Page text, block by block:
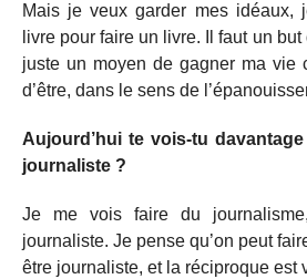
Mais je veux garder mes idéaux,
livre pour faire un livre. Il faut un
juste un moyen de gagner ma vie
d’être, dans le sens de
Aujourd’hui te vois-tu
journaliste ?
Je me vois faire du
journaliste. Je pense qu’on peut
être journaliste, et la réciproque est